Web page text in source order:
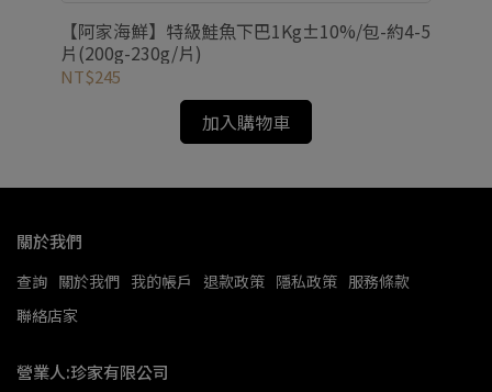
【阿家海鮮】特級鮭魚下巴1Kg±10%/包-約4-5
片(200g-230g/片)
NT$245
加入購物車
關於我們
查詢 關於我們 我的帳戶 退款政策 隱私政策 服務條款
聯絡店家
營業人:珍家有限公司